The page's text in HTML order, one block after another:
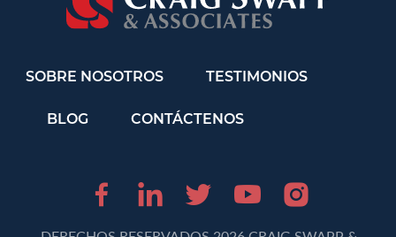
SOBRE NOSOTROS TESTIMONIOS
BLOG CONTÁCTENOS
Facebook (opens in
LinkedIn (opens
TwitterYoutube